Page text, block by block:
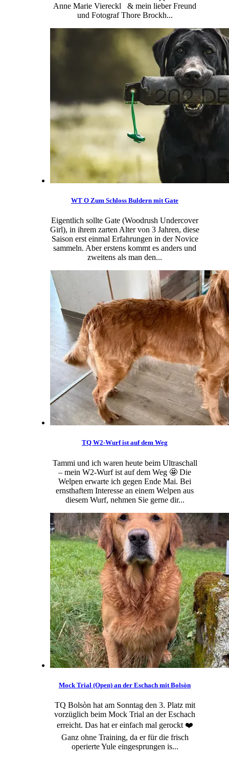
Anne Marie Viereckl & mein lieber Freund
und Fotograf Thore Brockh...
WT O Zum Schloss Buldern mit Gate
Eigentlich sollte Gate (Woodrush Undercover
Girl), in ihrem zarten Alter von 3 Jahren, diese
Saison erst einmal Erfahrungen in der Novice
sammeln. Aber erstens kommt es anders und
zweitens als man den...
TQ W2-Wurf ist auf dem Weg
Tammi und ich waren heute beim Ultraschall
– mein W2-Wurf ist auf dem Weg 🤩 Die
Welpen erwarte ich gegen Ende Mai. Bei
ernsthaftem Interesse an einem Welpen aus
diesem Wurf, nehmen Sie gerne dir...
Mock Trial (Open) an der Eschach mit Bolsòn
TQ Bolsòn hat am Sonntag den 3. Platz mit
vorzüglich beim Mock Trial an der Eschach
erreicht. Das hat er einfach mal gerockt ❤️
Ganz ohne Training, da er für die frisch
operierte Yule eingesprungen is...